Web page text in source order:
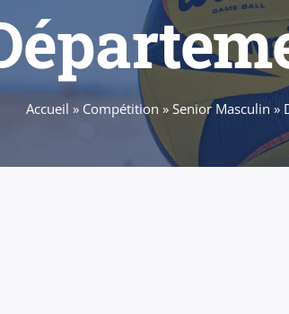
Accueil » Compétition » Senior Masculin »